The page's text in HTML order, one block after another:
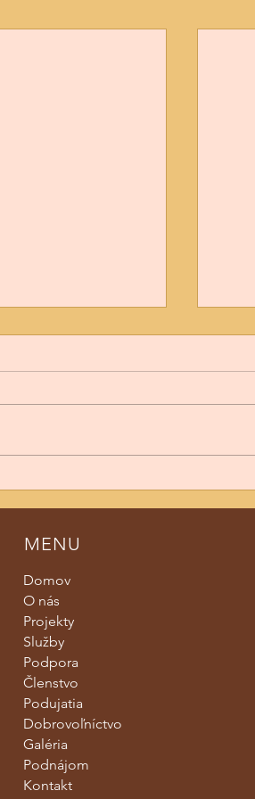
BE
MENU
Domov
O nás
Projekty
Služby
Podpora
Členstvo
Podujatia
Dobrovoľníctvo
Galéria
Podnájom
Kontakt